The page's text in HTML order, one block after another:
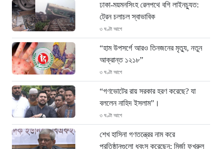
ঢাকা-ময়মনসিংহ রেলপথে বগি লাইনচ্যুত:
ট্রেন চলাচল স্বাভাবিক
৩ ঘণ্টা আগে
“হাম উপসর্গে আরও তিনজনের মৃত্যু, নতুন
আক্রান্ত ১২১৮”
৩ ঘণ্টা আগে
“গণভোটের রায় সরকার হরণ করেছে? যা
বললেন নাহিদ ইসলাম”।
৩ ঘণ্টা আগে
শেখ হাসিনা গণতন্ত্রের নাম করে
প্রতিষ্ঠানগুলো ধ্বংস করেছেন: মির্জা ফখরুল